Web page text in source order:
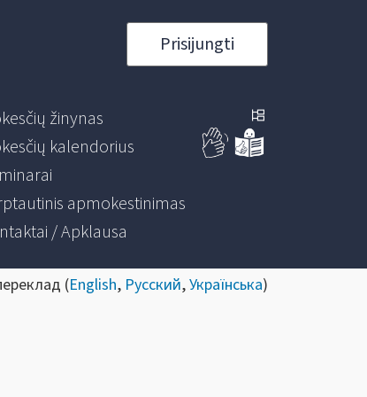
Prisijungti
žinynas
kalendorius
apmokestinimas
/ Apklausa
(English, Русский,Українська)